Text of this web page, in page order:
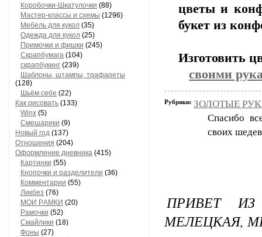
Коробочки-Шкатулочки (88)
Мастер-классы и схемы (1296)
Мебель для кукол (35)
Одеждa для кукол (25)
Примочки и фишки (245)
Скрaпбумaгa (104)
скрапбукинг (239)
Шaблоны, штaмпы, трaфaреты
(128)
Шьём себе (22)
Как рисовать (133)
Winx (5)
Смешарики (9)
Новый год (137)
Отношения (204)
Оформление дневника (415)
Кaртинки (55)
Кнопочки и рaзделители (36)
Комментaрии (55)
Ликбез (76)
МОИ РAМКИ (20)
Рaмочки (52)
Смaйлики (18)
Фоны (27)
цветы и
букет из
Изготовить
своими
Рубрики: ЗОЛОТЫЕ
Спасибо
своих
ПРИВЕТ ИЗ
МЕЛЕЦКАЯ,